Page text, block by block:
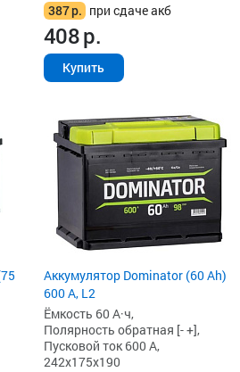
387р. при сдаче акб
408р.
Купить
Аккумулятор Dominator (60 Ah)
600 А, L2
Ёмкость 60 А·ч,
Полярность обратная [- +],
Пусковой ток 600 А,
242x175x190